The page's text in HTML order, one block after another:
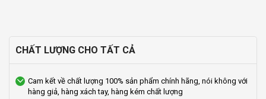
CHẤT LƯỢNG CHO TẤT CẢ
Cam kết về chất lượng 100% sản phẩm chính hãng, nói không với
hàng giả, hàng xách tay, hàng kém chất lượng